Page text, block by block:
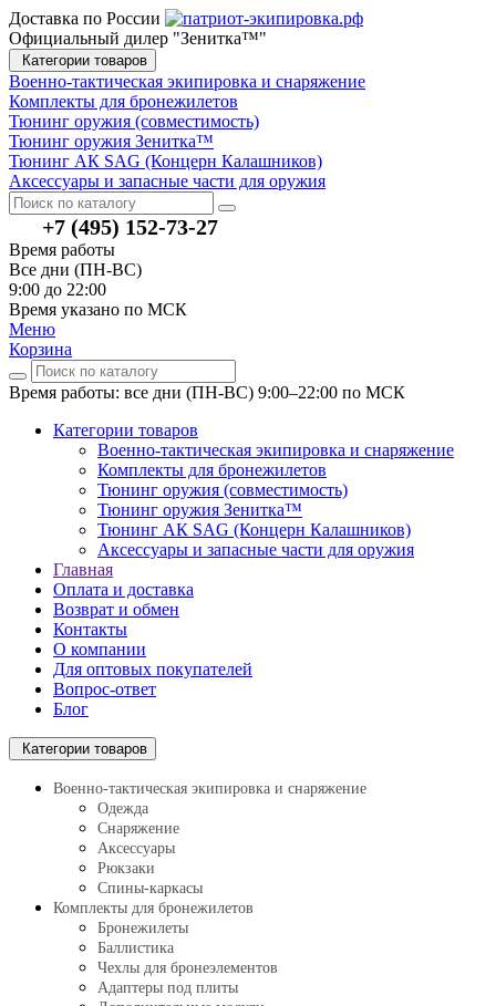
Доставка по России
Официальный дилер "Зенитка™"
Категории товаров
Военно-тактическая экипировка и снаряжение
Комплекты для бронежилетов
Тюнинг оружия (совместимость)
Тюнинг оружия Зенитка™
Тюнинг АК SAG (Концерн Калашников)
Аксессуары и запасные части для оружия
+7 (495) 152-73-27
Время работы
Все дни (ПН-ВС)
9:00 до 22:00
Время указано по МСК
Меню
Корзина
Время работы: все дни (ПН-ВС) 9:00–22:00 по МСК
Категории товаров
Военно-тактическая экипировка и снаряжение
Комплекты для бронежилетов
Тюнинг оружия (совместимость)
Тюнинг оружия Зенитка™
Тюнинг АК SAG (Концерн Калашников)
Аксессуары и запасные части для оружия
Главная
Оплата и доставка
Возврат и обмен
Контакты
О компании
Для оптовых покупателей
Вопрос-ответ
Блог
Категории товаров
Военно-тактическая экипировка и снаряжение
Одежда
Снаряжение
Аксессуары
Рюкзаки
Спины-каркасы
Комплекты для бронежилетов
Бронежилеты
Баллистика
Чехлы для бронеэлементов
Адаптеры под плиты